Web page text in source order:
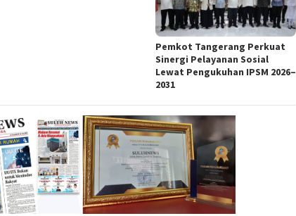
Pemkot Tangerang Perkuat
Sinergi Pelayanan Sosial
Lewat Pengukuhan IPSM 2026–
2031